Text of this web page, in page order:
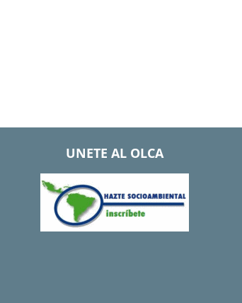
UNETE AL OLCA